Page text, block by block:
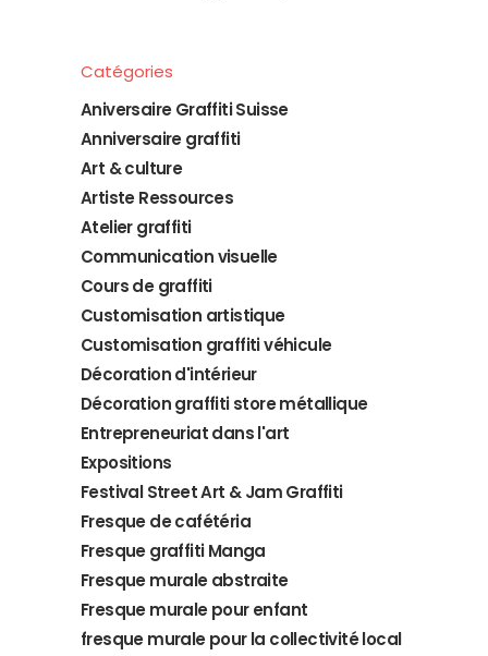
Catégories
Aniversaire Graffiti Suisse
Anniversaire graffiti
Art & culture
Artiste Ressources
Atelier graffiti
Communication visuelle
Cours de graffiti
Customisation artistique
Customisation graffiti véhicule
Décoration d'intérieur
Décoration graffiti store métallique
Entrepreneuriat dans l'art
Expositions
Festival Street Art & Jam Graffiti
Fresque de cafétéria
Fresque graffiti Manga
Fresque murale abstraite
Fresque murale pour enfant
fresque murale pour la collectivité local